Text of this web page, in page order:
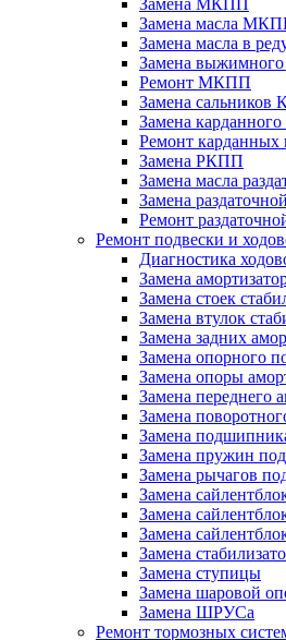
Замена МКПП
Замена масла
Замена масла в
Замена
Ремонт МКПП
Замена сальников
Замена карданного
Ремонт карданных
Замена РКПП
Замена масла
Замена
Ремонт
Ремонт подвески и
Диагностика
Замена
Замена стоек
Замена втулок
Замена задних
Замена опорного
Замена опоры
Замена переднего
Замена
Замена
Замена пружин
Замена рычагов
Замена
Замена
Замена
Замена
Замена ступицы
Замена шаровой
Замена ШРУСа
Ремонт тормозных